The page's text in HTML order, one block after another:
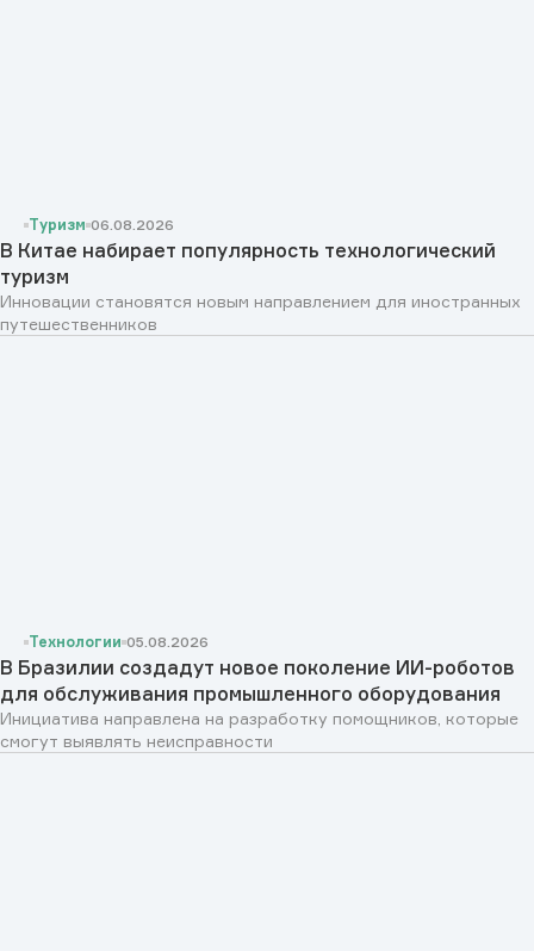
Туризм 06.08.2026
В Китае набирает популярность технологический
туризм
Инновации становятся новым направлением для иностранных
путешественников
Технологии 05.08.2026
В Бразилии создадут новое поколение ИИ-роботов
для обслуживания промышленного оборудования
Инициатива направлена на разработку помощников, которые
смогут выявлять неисправности